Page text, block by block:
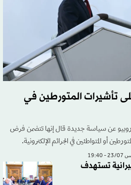
تأشيرات المتورطين في
روبيو عن سياسة ‌جديدة ‌قال إنها ‌تتضمن فرض
أو المتواطئين في الجرائم الإلكترونية.
- 19:40
تستهدف